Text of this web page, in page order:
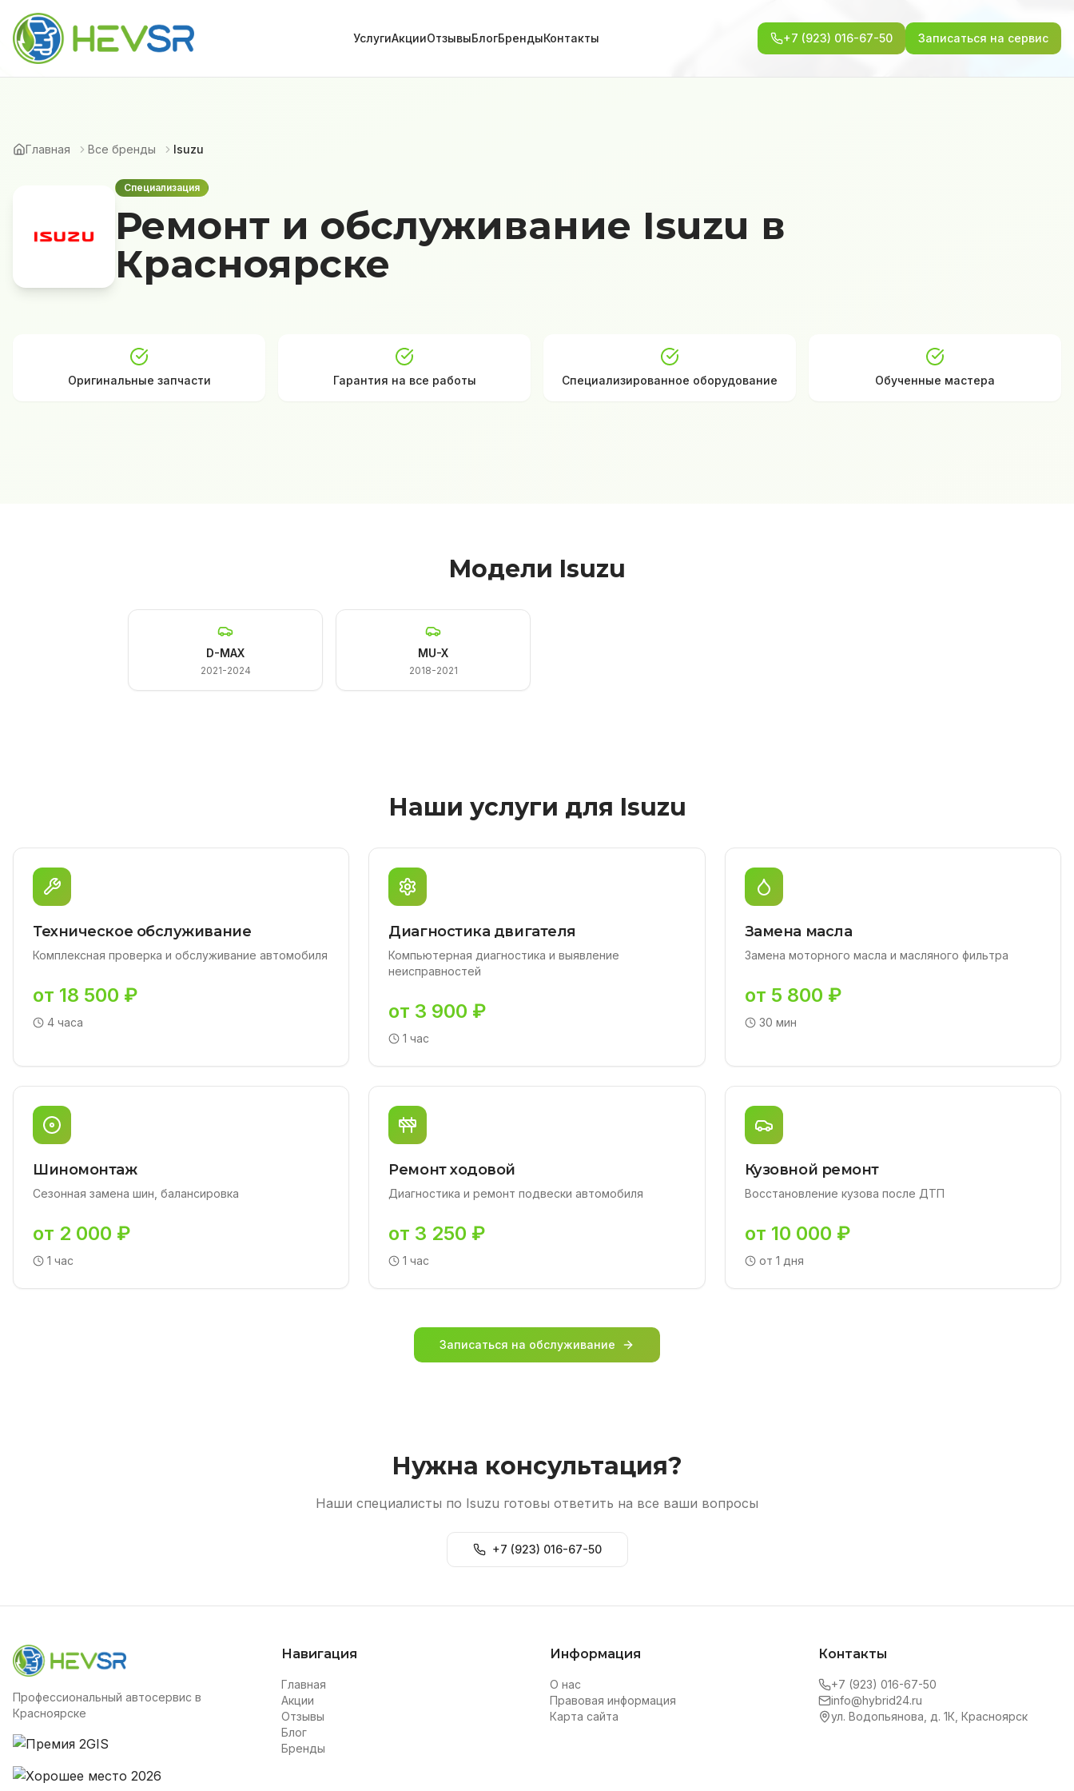
УслугиАкцииОтзывыБлогБрендыКонтакты +7 (923) 016-67-50 Записаться на сервис
Главная Все бренды Isuzu
Специализация
Ремонт и обслуживание Isuzu в
Красноярске
Оригинальные запчасти Гарантия на все работы Специализированное оборудование Обученные мастера
Модели Isuzu
D-MAX
2021-2024
MU-X
2018-2021
Наши услуги для Isuzu
Техническое обслуживание
Комплексная проверка и обслуживание автомобиля
от 18 500 ₽
4 часа
Диагностика двигателя
Компьютерная диагностика и выявление
неисправностей
от 3 900 ₽
1 час
Замена масла
Замена моторного масла и масляного фильтра
от 5 800 ₽
30 мин
Шиномонтаж
Сезонная замена шин, балансировка
от 2 000 ₽
1 час
Ремонт ходовой
Диагностика и ремонт подвески автомобиля
от 3 250 ₽
1 час
Кузовной ремонт
Восстановление кузова после ДТП
от 10 000 ₽
от 1 дня
Записаться на обслуживание
Нужна консультация?
Наши специалисты по Isuzu готовы ответить на все ваши вопросы
+7 (923) 016-67-50
Профессиональный автосервис в
Красноярске
Навигация
Главная
Акции
Отзывы
Блог
Бренды
Информация
О нас
Правовая информация
Карта сайта
Контакты
+7 (923) 016-67-50
info@hybrid24.ru
ул. Водопьянова, д. 1К, Красноярск